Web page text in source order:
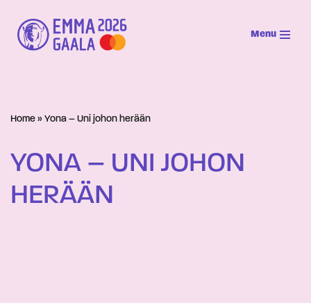
Siirry
suoraan
Menu
Home » Yona – Uni johon herään
YONA – UNI JOHON
HERÄÄN